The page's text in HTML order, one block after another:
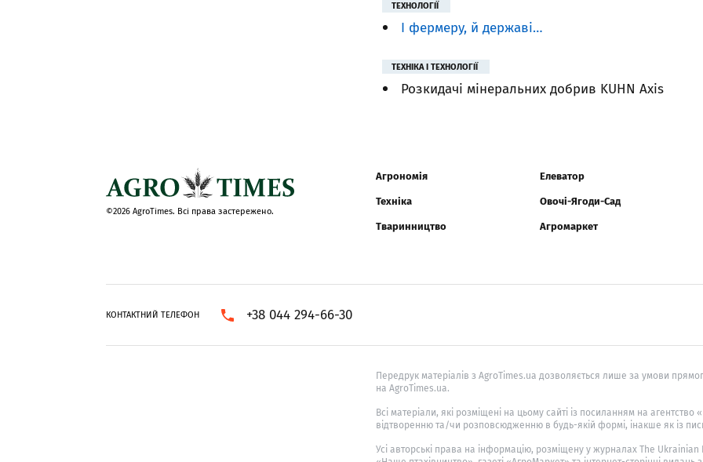
ТЕХНОЛОГІЇ
I фермеру, й державі…
ТЕХНІКА І ТЕХНОЛОГІЇ
Розкидачі мінеральних добрив KUHN Axis
©2026 AgroTimes. Всі права застережено.
Агрономія
Техніка
Тваринництво
Елеватор
Овочі-Ягоди-Сад
Агромаркет
КОНТАКТНИЙ ТЕЛЕФОН +38 044 294-66-30
Передрук матеріалів з AgroTimes.ua дозволяється лише за умови
на AgroTimes.ua.
Всі матеріали, які розміщені на цьому сайті із посиланням на
відтворенню та/чи розповсюдженню в будь-якій формі, інакше як із
Усі авторські права на інформацію, розміщену у журналах The Ukrainian